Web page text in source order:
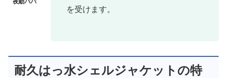
を受けます。
耐久はっ水シェルジャケットの特